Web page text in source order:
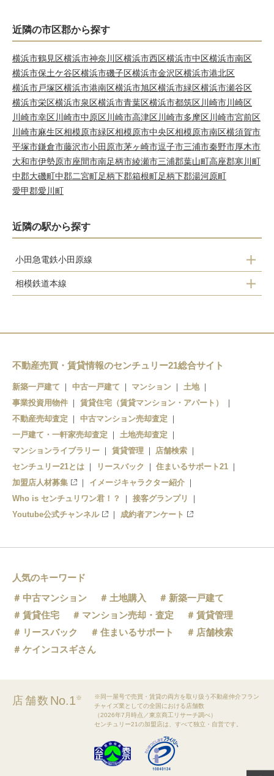
近隣の市区郡から探す
横浜市鶴見区横浜市神奈川区横浜市西区横浜市中区横浜市南区
横浜市保土ケ谷区横浜市磯子区横浜市金沢区横浜市港北区
横浜市戸塚区横浜市港南区横浜市旭区横浜市緑区横浜市瀬谷区
横浜市栄区横浜市泉区横浜市青葉区横浜市都筑区川崎市川崎区
川崎市幸区川崎市中原区川崎市高津区川崎市多摩区川崎市宮前区
川崎市麻生区相模原市緑区相模原市中央区相模原市南区横須賀市
平塚市鎌倉市藤沢市小田原市茅ヶ崎市逗子市三浦市秦野市厚木市
大和市伊勢原市座間市南足柄市綾瀬市三浦郡葉山町高座郡寒川町
中郡大磯町中郡二宮町足柄下郡箱根町足柄下郡湯河原町
愛甲郡愛川町
近隣の駅から探す
小田急電鉄小田原線
小田急相模原
本厚木
愛甲石田
相模鉄道本線
さがみ野
かしわ台
海老名
不動産売買・賃貸情報のセンチュリー21総合サイト
新築一戸建て 中古一戸建て マンション
土地
事業投資用物件
賃貸住宅（賃貸マンション・アパート）
不動産売却査定
中古マンション売却査定
一戸建て・一軒家売却査定
土地売却査定
マンションライブラリー
賃貸管理
店舗検索
センチュリー21とは
リースバック
住まいるサポート21
加盟店人材募集
イメージキャラクター紹介
Who is センチュリワン君！？
接客グランプリ
Youtube公式チャンネル
成約者アンケート
人気のキーワード
中古マンション
土地購入
新築一戸建て
賃貸住宅
マンション売却・査定
賃貸管理
リースバック
住まいるサポート
店舗検索
ケインコスギさん
店舗数 No.1※
※同一屋号で売買・賃貸の両方を取り扱う不動産仲介フラン
チャイズ業としての全国における店舗数
（2026年7月時点／東京商工リサーチ調べ）
センチュリー21の加盟店は、すべて独立・自営です。